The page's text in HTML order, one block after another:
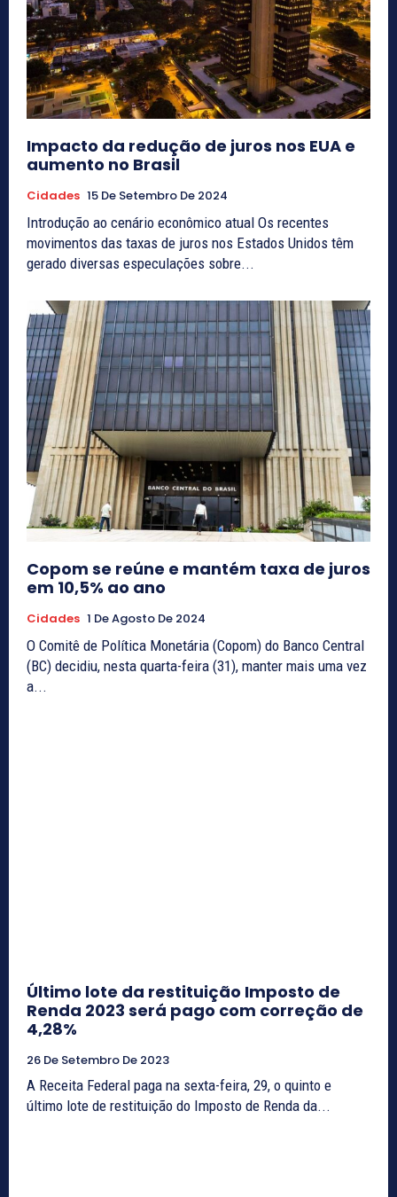
Impacto da redução de juros nos EUA e
aumento no Brasil
Cidades 15 De Setembro De 2024
Introdução ao cenário econômico atual Os recentes
movimentos das taxas de juros nos Estados Unidos têm
gerado diversas especulações sobre...
Copom se reúne e mantém taxa de juros
em 10,5% ao ano
Cidades 1 De Agosto De 2024
O Comitê de Política Monetária (Copom) do Banco Central
(BC) decidiu, nesta quarta-feira (31), manter mais uma vez
a...
Último lote da restituição Imposto de
Renda 2023 será pago com correção de
4,28%
26 De Setembro De 2023
A Receita Federal paga na sexta-feira, 29, o quinto e
último lote de restituição do Imposto de Renda da...